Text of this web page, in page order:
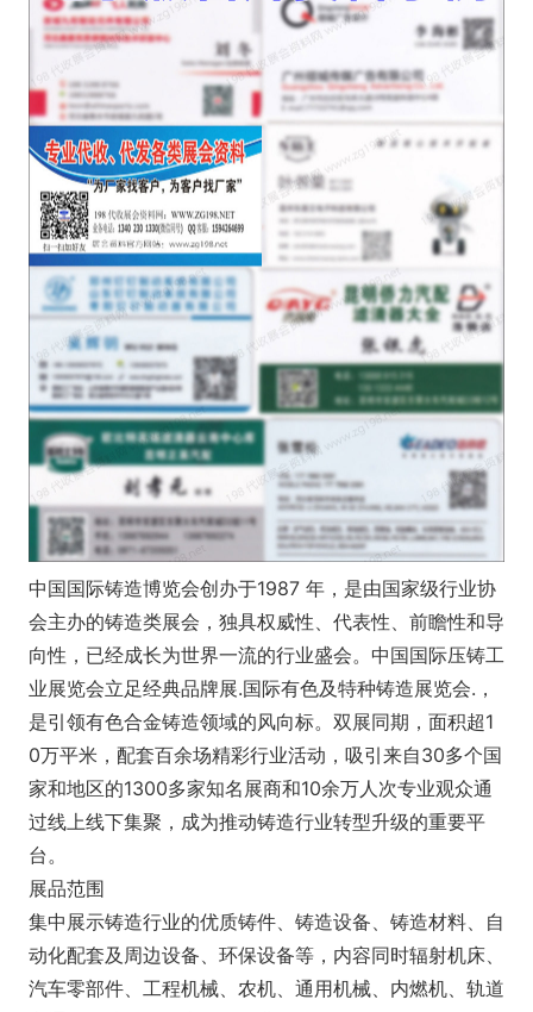
中国国际铸造博览会创办于1987 年，是由国家级行业协
会主办的铸造类展会，独具权威性、代表性、前瞻性和导
向性，已经成长为世界一流的行业盛会。中国国际压铸工
业展览会立足经典品牌展.国际有色及特种铸造展览会.，
是引领有色合金铸造领域的风向标。双展同期，面积超1
0万平米，配套百余场精彩行业活动，吸引来自30多个国
家和地区的1300多家知名展商和10余万人次专业观众通
过线上线下集聚，成为推动铸造行业转型升级的重要平
台。
展品范围
集中展示铸造行业的优质铸件、铸造设备、铸造材料、自
动化配套及周边设备、环保设备等，内容同时辐射机床、
汽车零部件、工程机械、农机、通用机械、内燃机、轨道